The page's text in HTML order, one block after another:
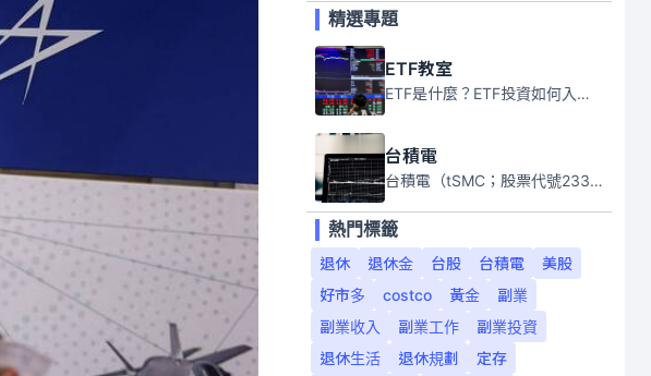
精選專題
ETF教室
ETF是什麼？ETF投資如何入門？本系列專題文章將會告訴你新手必須知道的ETF基礎知識。
台積電
台積電（tSMC；股票代號2330）是全球領先的半導體代工公司，成立於1987年，總部位於台灣新竹。且已於美國、日本、德國及中國設廠，台積電是全球首家專業積體電路製造服務公司，也是全球最先進和最大規模的半導體代工廠。
熱門標籤
退休
退休金 台股 台積電
美股
好市多
costco 黃金
副業
副業收入
副業工作
副業投資
退休生活
退休規劃
定存